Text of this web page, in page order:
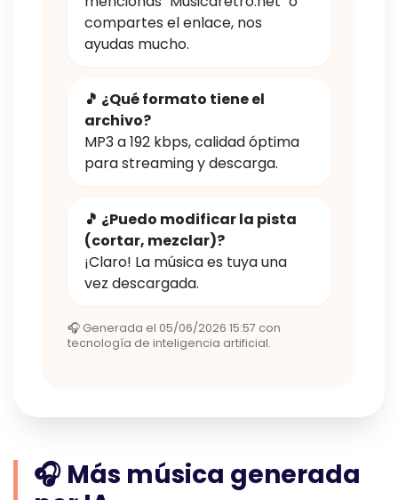
compartes el enlace, nos
ayudas mucho.
🎵 ¿Qué formato tiene el
archivo?
MP3 a 192 kbps, calidad óptima
para streaming y descarga.
🎵 ¿Puedo modificar la pista
(cortar, mezclar)?
¡Claro! La música es tuya una
vez descargada.
🎧 Generada el 05/06/2026 15:57 con
tecnología de inteligencia artificial.
🎧 Más música generada